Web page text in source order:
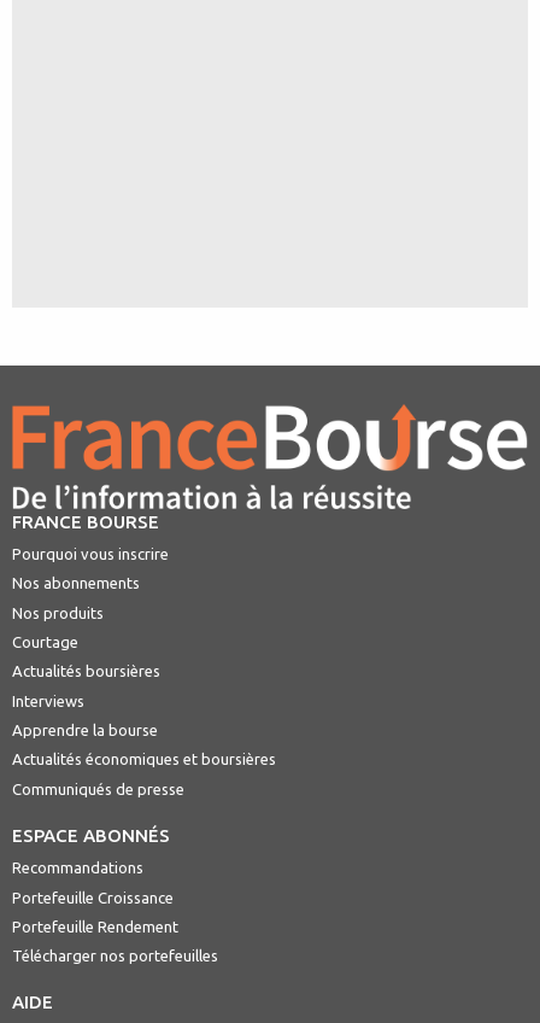
FRANCE BOURSE
Pourquoi vous inscrire
Nos abonnements
Nos produits
Courtage
Actualités boursières
Interviews
Apprendre la bourse
Actualités économiques et boursières
Communiqués de presse
ESPACE ABONNÉS
Recommandations
Portefeuille Croissance
Portefeuille Rendement
Télécharger nos portefeuilles
AIDE